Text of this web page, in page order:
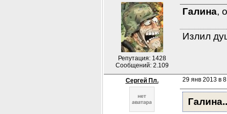
Репутация: 1428
Сообщений: 2.109
Галина,
Излил
Сергей Пл. 29 янв 2013 в
Галина..